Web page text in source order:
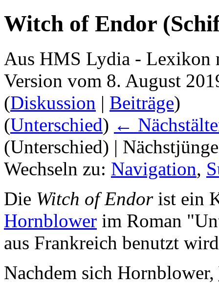
Witch of Endor
Aus HMS Lydia - Lexikon
Version vom 8. August
(Diskussion | Beiträge)
(Unterschied) ←
(Unterschied) |
Wechseln zu: Navigation,
Die Witch of Endorist ein
Hornblower im Roman
aus Frankreich benutzt
Nachdem sich Hornblower,